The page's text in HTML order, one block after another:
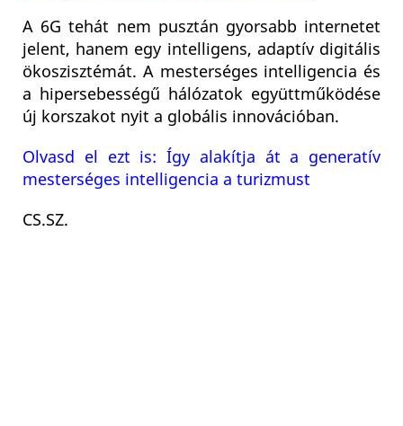
A 6G tehát nem pusztán gyorsabb internetet
jelent, hanem egy intelligens, adaptív digitális
ökoszisztémát. A mesterséges intelligencia és
a hipersebességű hálózatok együttműködése
új korszakot nyit a globális innovációban.
Olvasd el ezt is: Így alakítja át a generatív
mesterséges intelligencia a turizmust
CS.SZ.